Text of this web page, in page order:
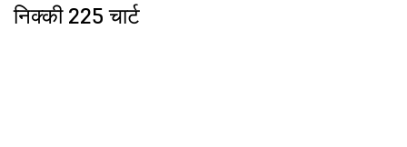
निक्की 225 चार्ट